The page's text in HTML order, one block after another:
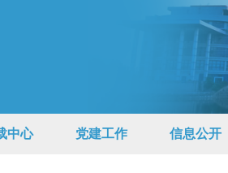
中心 党建工作 信息公开